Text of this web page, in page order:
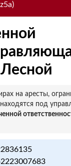
на аресты,
под